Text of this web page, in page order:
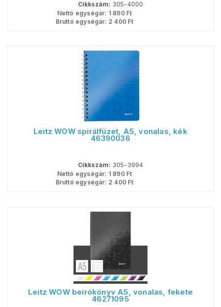
Cikkszám: 305-4000
Nettó egységár: 1 890Ft
Bruttó egységár: 2 400Ft
Leitz WOW spirálfüzet, A5, vonalas, kék
46390036
Cikkszám: 305-3994
Nettó egységár: 1 890Ft
Bruttó egységár: 2 400Ft
Leitz WOW beírókönyv A5, vonalas, fekete
46271095